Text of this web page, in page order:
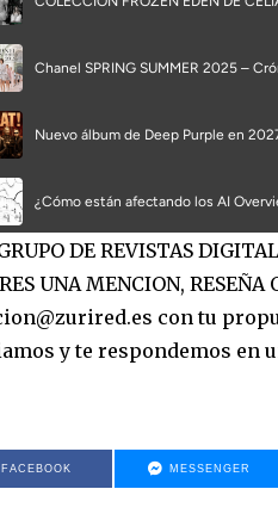
DE REVISTAS
UNA MENCION,
con tu
y te respondemos en
FACEBOOK MESSENGER